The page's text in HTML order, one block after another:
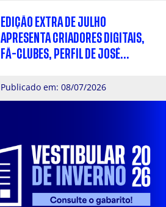
EDIÇÃO EXTRA DE JULHO
APRESENTA CRIADORES DIGITAIS,
FÃ-CLUBES, PERFIL DE JOSÉ
Publicado em: 08/07/2026